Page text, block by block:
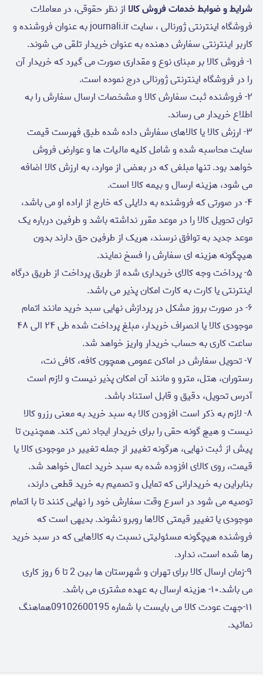
شرایط و ضوابط خدمات فروش کالا از نظر حقوقی، در معاملات
فروشگاه اینترنتی ژورنالی ، سایت journali.ir به عنوان فروشنده و
کاربر اینترنتی سفارش دهنده به عنوان خریدار تلقی می شوند.
۱- فروش کالا بر مبنای نوع و مقداری صورت می گیرد که خریدار آن
را در فروشگاه اینترنتی ژورنالی درج نموده است.
۲- فروشنده ثبت سفارش کالا و مشخصات ارسال سفارش را به
اطلاع خریدار می رساند.
۳- ارزش کالا یا کالاهای سفارش داده شده طبق فهرست قیمت
سایت محاسبه شده و شامل کلیه مالیات ها و عوارض فروش
خواهد بود. تنها مبلغی که در بعضی از موارد، به ارزش کالا اضافه
می شود، هزینه ارسال و بیمه کالا است.
۴- در صورتی که فروشنده به دلایلی که خارج از اراده او می باشد،
توان تحویل کالا را در موعد مقرر نداشته باشد و طرفین درباره یک
موعد جدید به توافق نرسند، هریک از طرفین حق دارند بدون
هیچگونه هزینه ای سفارش را فسخ نمایند.
۵- پرداخت وجه کالای خریداری شده از طریق پرداخت از طریق درگاه
اینترنتی یا کارت به کارت امکان پذیر می باشد.
۶- در صورت بروز مشکل در پردازش نهایی سبد خرید مانند اتمام
موجودی کالا یا انصراف خریدار، مبلغ پرداخت شده طی ۲۴ الی ۴۸
ساعت کاری به حساب خریدار واریز خواهد شد.
۷- تحویل سفارش در اماکن عمومی همچون کافه، کافی نت،
رستوران، هتل، مترو و مانند آن امکان پذیر نیست و لازم است
آدرس تحویل، دقیق و قابل استناد باشد.
۸- لازم به ذکر است افزودن کالا به سبد خرید به معنی رزرو کالا
نیست و هیچ گونه حقی را برای خریدار ایجاد نمی کند. همچنین تا
پیش از ثبت نهایی، هرگونه تغییر از جمله تغییر در موجودی کالا یا
قیمت، روی کالای افزوده شده به سبد خرید اعمال خواهد شد.
بنابراین به خریدارانی که تمایل و تصمیم به خرید قطعی دارند،
توصیه می شود در اسرع وقت سفارش خود را نهایی کنند تا با اتمام
موجودی یا تغییر قیمتی کالاها روبرو نشوند. بدیهی است که
فروشنده هیچگونه مسئولیتی نسبت به کالاهایی که در سبد خرید
رها شده است، ندارد.
۹-زمان ارسال کالا برای تهران و شهرستان ها بین 2 تا 6 روز کاری
می باشد.۱۰- هزینه ارسال به عهده مشتری می باشد.
۱۱-جهت عودت کالا می بایست با شماره 09102600195هماهنگ
نمائید.